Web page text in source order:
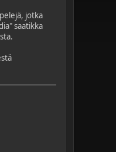
jotka
saatikka